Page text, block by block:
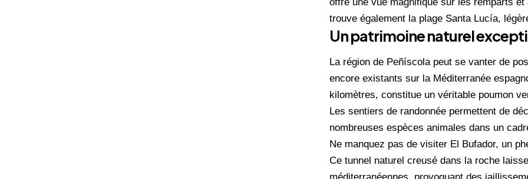
trouve également la plage Santa Lucía,
Un patrimoine naturel
La région de Peñíscola peut se vanter de
encore existants sur la Méditerranée
kilomètres, constitue un véritable poumon
Les sentiers de randonnée permettent de
nombreuses espèces animales dans un
Ne manquez pas de visiter El Bufador, un
Ce tunnel naturel creusé dans la roche